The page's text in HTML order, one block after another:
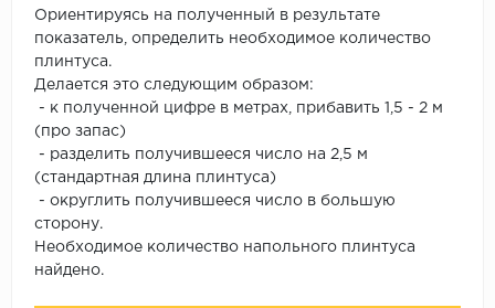
Ориентируясь на полученный в результате
показатель, определить необходимое количество
плинтуса.
Делается это следующим образом:
- к полученной цифре в метрах, прибавить 1,5 - 2 м
(про запас)
- разделить получившееся число на 2,5 м
(стандартная длина плинтуса)
- округлить получившееся число в большую
сторону.
Необходимое количество напольного плинтуса
найдено.